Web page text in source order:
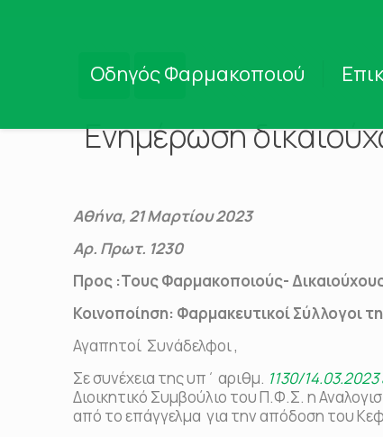
Οδηγός Φαρμακοποιού
Ενημέρωση
Αθήνα, 21 Μαρτίου 2023
Αρ. Πρωτ. 1230
Προς :Τους Φαρμακοποιούς-
Κοινοποίηση: Φαρμακευτικοί Σύλλογοι
Αγαπητοί Συνάδελφοι ,
Σε συνέχεια της υπ΄ αριθμ. 1130/
Διοικητικό Συμβούλιο του Π.Φ.Σ. η
από το επάγγελμα για την απόδοση του